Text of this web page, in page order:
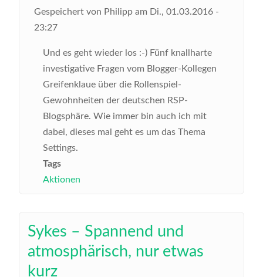
Gespeichert von Philipp am Di., 01.03.2016 -
23:27
Und es geht wieder los :-) Fünf knallharte
investigative Fragen vom Blogger-Kollegen
Greifenklaue über die Rollenspiel-
Gewohnheiten der deutschen RSP-
Blogsphäre. Wie immer bin auch ich mit
dabei, dieses mal geht es um das Thema
Settings.
Tags
Aktionen
Sykes – Spannend und
atmosphärisch, nur etwas
kurz